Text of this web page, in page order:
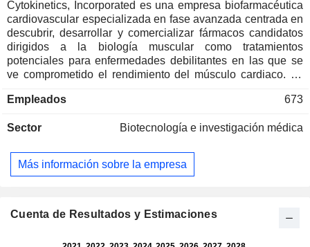
Cytokinetics, Incorporated es una empresa biofarmacéutica
cardiovascular especializada en fase avanzada centrada en
descubrir, desarrollar y comercializar fármacos candidatos
dirigidos a la biología muscular como tratamientos
potenciales para enfermedades debilitantes en las que se
ve comprometido el rendimiento del músculo cardiaco. La
un inhibidor de la miosina cardiaca, y está siendo evaluado
pacientes con miocardiopatía hipertrófica obstructiva y no
omecamtiv mecarbil, un activador de la miosina cardiaca, en
pacientes con insuficiencia cardiaca con fracción de
potencial de la insuficiencia cardiaca con fracción de
rápido de la troponina del músculo esquelético con posible
Empleados 673
Sector Biotecnología e investigación médica
Más información sobre la empresa
Cuenta de Resultados y Estimaciones